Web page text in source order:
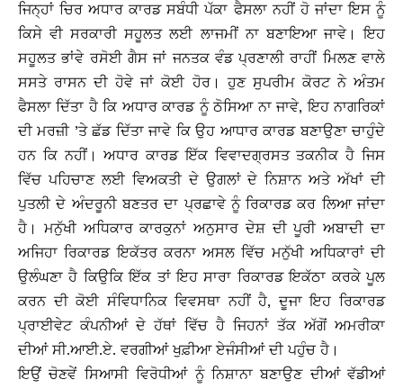
ਜਿਨ੍ਹਾਂ ਚਿਰ ਅਧਾਰ ਕਾਰਡ ਸਬੰਧੀ ਪੱਕਾ ਫੈਸਲਾ ਨਹੀਂ ਹੋ ਜਾਂਦਾ ਇਸ ਨੂੰ
ਕਿਸੇ ਵੀ ਸਰਕਾਰੀ ਸਹੂਲਤ ਲਈ ਲਾਜਮੀਂ ਨਾ ਬਣਾਇਆ ਜਾਵੇ। ਇਹ
ਸਹੂਲਤ ਭਾਂਵੇ ਰਸੋਈ ਗੈਸ ਜਾਂ ਜਨਤਕ ਵੰਡ ਪ੍ਰਣਾਲੀ ਰਾਹੀਂ ਮਿਲਣ ਵਾਲੇ
ਸਸਤੇ ਰਾਸਨ ਦੀ ਹੋਵੇ ਜਾਂ ਕੋਈ ਹੋਰ। ਹੁਣ ਸੁਪਰੀਮ ਕੋਰਟ ਨੇ ਅੰਤਮ
ਫੈਸਲਾ ਦਿੱਤਾ ਹੈ ਕਿ ਅਧਾਰ ਕਾਰਡ ਨੂੰ ਠੋਸਿਆ ਨਾ ਜਾਵੇ, ਇਹ ਨਾਗਰਿਕਾਂ
ਦੀ ਮਰਜ਼ੀ ’ਤੇ ਛੱਡ ਦਿੱਤਾ ਜਾਵੇ ਕਿ ਉਹ ਆਧਾਰ ਕਾਰਡ ਬਣਾਉਣਾ ਚਾਹੁੰਦੇ
ਹਨ ਕਿ ਨਹੀਂ। ਅਧਾਰ ਕਾਰਡ ਇੱਕ ਵਿਵਾਦਗ੍ਰਸਤ ਤਕਨੀਕ ਹੈ ਜਿਸ
ਵਿੱਚ ਪਹਿਚਾਣ ਲਈ ਵਿਅਕਤੀ ਦੇ ਉਗਲਾਂ ਦੇ ਨਿਸ਼ਾਨ ਅਤੇ ਅੱਖਾਂ ਦੀ
ਪੁਤਲੀ ਦੇ ਅੰਦਰੂਨੀ ਬਣਤਰ ਦਾ ਪ੍ਰਛਾਵੇ ਨੂੰ ਰਿਕਾਰਡ ਕਰ ਲਿਆ ਜਾਂਦਾ
ਹੈ। ਮਨੁੱਖੀ ਅਧਿਕਾਰ ਕਾਰਕੁਨਾਂ ਅਨੁਸਾਰ ਦੇਸ਼ ਦੀ ਪੂਰੀ ਅਬਾਦੀ ਦਾ
ਅਜਿਹਾ ਰਿਕਾਰਡ ਇਕੱਤਰ ਕਰਨਾ ਅਸਲ ਵਿੱਚ ਮਨੁੱਖੀ ਅਧਿਕਾਰਾਂ ਦੀ
ਉਲੰਘਣਾ ਹੈ ਕਿਉਕਿ ਇੱਕ ਤਾਂ ਇਹ ਸਾਰਾ ਰਿਕਾਰਡ ਇਕੱਠਾ ਕਰਕੇ ਪੂਲ
ਕਰਨ ਦੀ ਕੋਈ ਸੰਵਿਧਾਨਿਕ ਵਿਵਸਥਾ ਨਹੀਂ ਹੈ, ਦੂਜਾ ਇਹ ਰਿਕਾਰਡ
ਪ੍ਰਾਈਵੇਟ ਕੰਪਨੀਆਂ ਦੇ ਹੱਥਾਂ ਵਿੱਚ ਹੈ ਜਿਹਨਾਂ ਤੱਕ ਅੱਗੋਂ ਅਮਰੀਕਾ
ਦੀਆਂ ਸੀ.ਆਈ.ਏ. ਵਰਗੀਆਂ ਖੁਫ਼ੀਆ ਏਜੰਸੀਆਂ ਦੀ ਪਹੁੰਚ ਹੈ।
ਇਉਂ ਚੋਣਵੇਂ ਸਿਆਸੀ ਵਿਰੋਧੀਆਂ ਨੂੰ ਨਿਸ਼ਾਨਾ ਬਣਾਉਣ ਦੀਆਂ ਵੱਡੀਆਂ